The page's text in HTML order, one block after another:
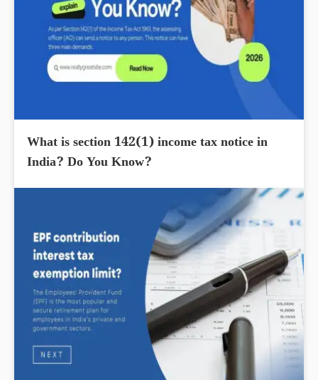
What is section 142(1) income tax notice in
India? Do You Know?